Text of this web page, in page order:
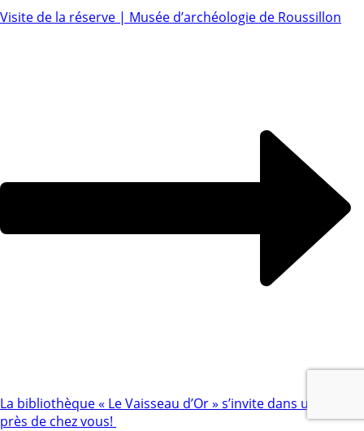
Visite de la réserve | Musée d’archéologie de Roussillon
La bibliothèque « Le Vaisseau d’Or » s’invite dans un parc
près de chez vous!